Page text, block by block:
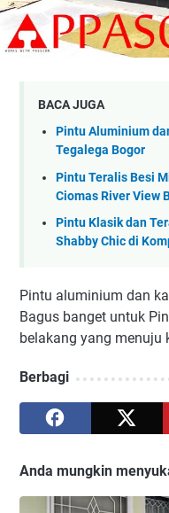
BACA JUGA
Pintu Aluminium
Tegalega Bogor
Pintu Teralis Besi
Ciomas River View
Pintu Klasik dan
Shabby Chic di
Pintu aluminium dan
Bagus banget untuk
belakang yang menuju
Berbagi
Anda mungkin